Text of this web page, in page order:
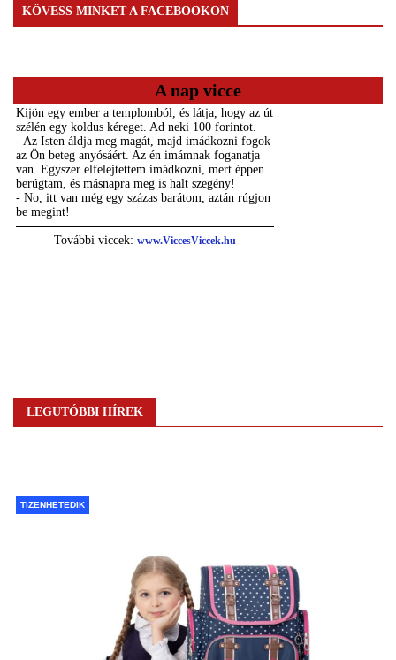
KÖVESS MINKET A FACEBOOKON
A nap vicce
LEGUTÓBBI HÍREK
TIZENHETEDIK